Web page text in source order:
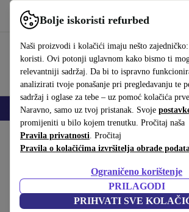
Bolje iskoristi refurbed
Naši proizvodi i kolačići imaju nešto
koristi. Ovi potonji uglavnom kako bismo ti
relevantniji sadržaj. Da bi to ispravno
analizirati tvoje ponašanje pri pregledavanju te
sadržaj i oglase za tebe – uz pomoć kolačića
Naravno, samo uz tvoj pristanak. Svoje
promijeniti u bilo kojem trenutku. Pročitaj naša
Pravila privatnosti. Pročitaj
Pravila o kolačićima izvršitelja obrade
Ograničeno korištenje
PRILAGODI
PRIHVATI SVE
Koristi refurbed brzo i jednostavno
Mobiteli Prijenosna računala Tableti
Početna stranica Proizvodi Kućanstvo
Theuerdank. Das Epos des
Bijela
(Prikupljanje recenzija)